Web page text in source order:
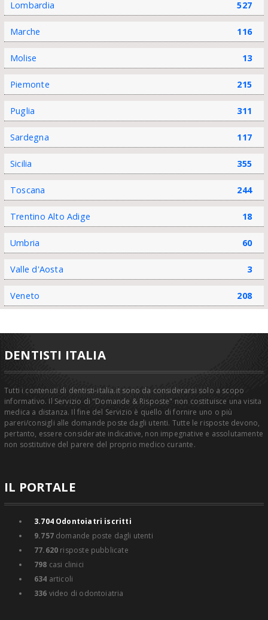
Lombardia 527
Marche 116
Molise 13
Piemonte 215
Puglia 311
Sardegna 117
Sicilia 355
Toscana 244
Trentino Alto Adige 18
Umbria 60
Valle d'Aosta 3
Veneto 208
DENTISTI ITALIA
Tutti i contenuti di dentisti-italia.it sono da considerarsi solo a scopo
informativo. Il Servizio di "Domande & Risposte" non costituisce una visita
medica a distanza. Il fine del Servizio è quello di fornire uno o più
pareri/consigli alle domande poste dagli utenti. Tutte le risposte devono,
pertanto, essere considerate indicative, non impegnative e assolutamente
non sostitutive del parere del proprio medico curante.
IL PORTALE
3.704Odontoiatri iscritti
9.757domande poste dagli utenti
77.620 risposte pubblicate
798 casi clinici
634 articoli
336 video di odontoiatria